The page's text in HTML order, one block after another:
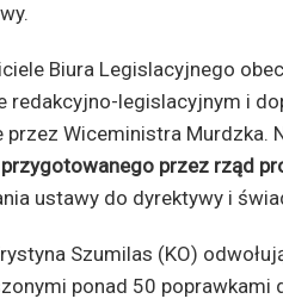
Biura Legislacyjnego
redakcyjno-legislacyjnym i
przez Wiceministra Murdzka.
przez rząd
ustawy do dyrektywy i
Szumilas (KO)
ponad 50